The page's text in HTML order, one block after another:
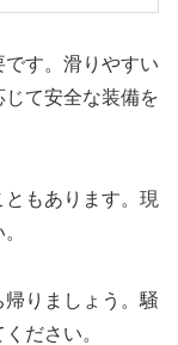
す。滑りやすい
て安全な装備を
もあります。現
りましょう。騒
ださい。